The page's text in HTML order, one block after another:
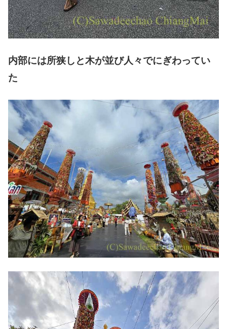
内部には所狭しと木が並び人々でにぎわってい
た